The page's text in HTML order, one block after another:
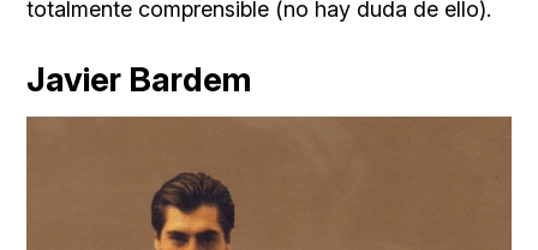
totalmente comprensible (no hay duda de ello).
Javier Bardem